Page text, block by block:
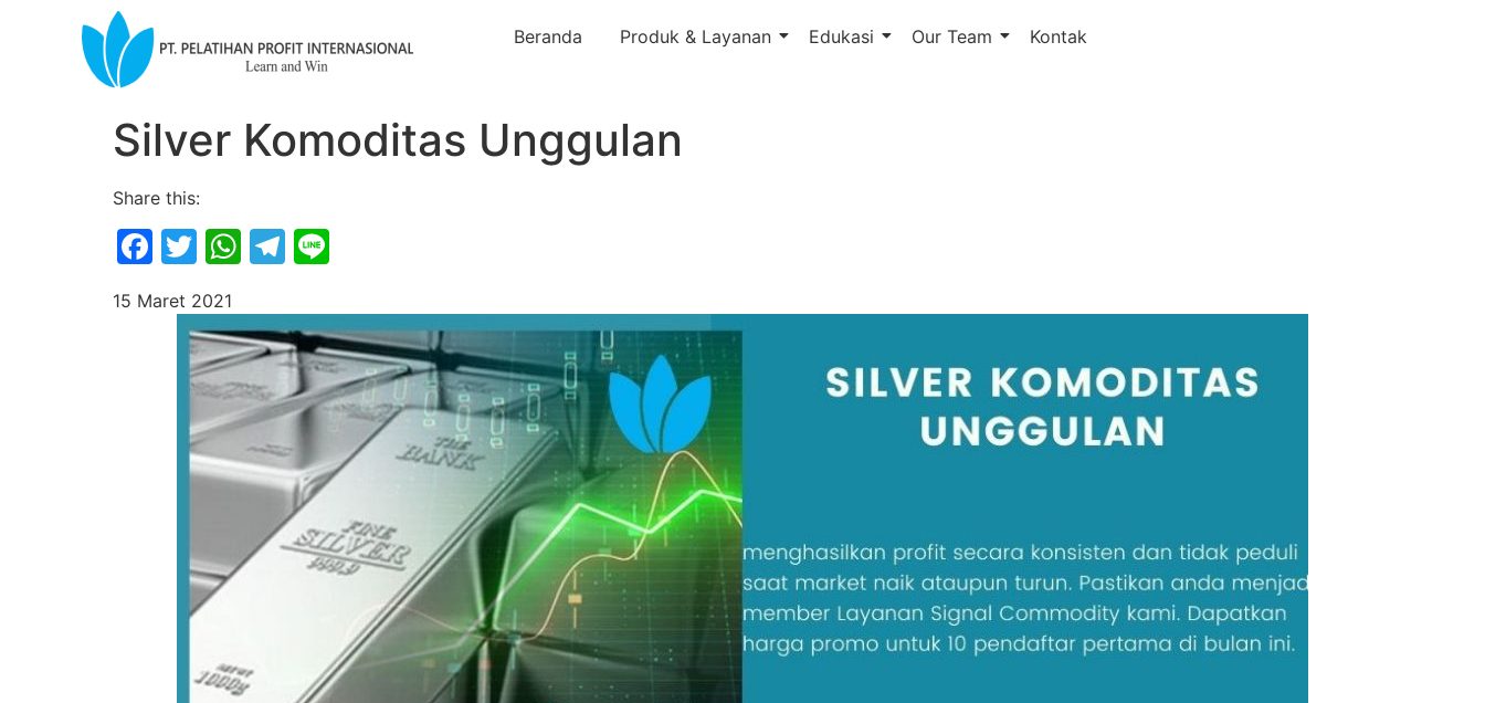
Beranda Produk & Layanan Edukasi Our Team Kontak
Silver Komoditas Unggulan
Share this:
Facebook
Twitter
WhatsApp
Telegram
15 Maret 2021